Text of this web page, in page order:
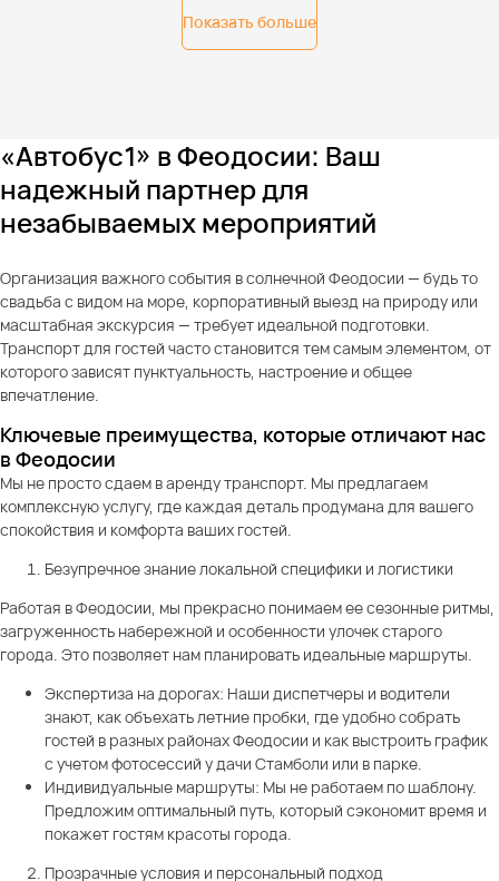
Показать больше
«Автобус1» в Феодосии: Ваш
надежный партнер для
незабываемых мероприятий
Организация важного события в солнечной Феодосии — будь то
свадьба с видом на море, корпоративный выезд на природу или
масштабная экскурсия — требует идеальной подготовки.
Транспорт для гостей часто становится тем самым элементом, от
которого зависят пунктуальность, настроение и общее
впечатление.
Ключевые преимущества, которые отличают нас
в Феодосии
Мы не просто сдаем в аренду транспорт. Мы предлагаем
комплексную услугу, где каждая деталь продумана для вашего
спокойствия и комфорта ваших гостей.
Безупречное знание локальной специфики и логистики
Работая в Феодосии, мы прекрасно понимаем ее сезонные ритмы,
загруженность набережной и особенности улочек старого
города. Это позволяет нам планировать идеальные маршруты.
Экспертиза на дорогах: Наши диспетчеры и водители
знают, как объехать летние пробки, где удобно собрать
гостей в разных районах Феодосии и как выстроить график
с учетом фотосессий у дачи Стамболи или в парке.
Индивидуальные маршруты: Мы не работаем по шаблону.
Предложим оптимальный путь, который сэкономит время и
покажет гостям красоты города.
Прозрачные условия и персональный подход